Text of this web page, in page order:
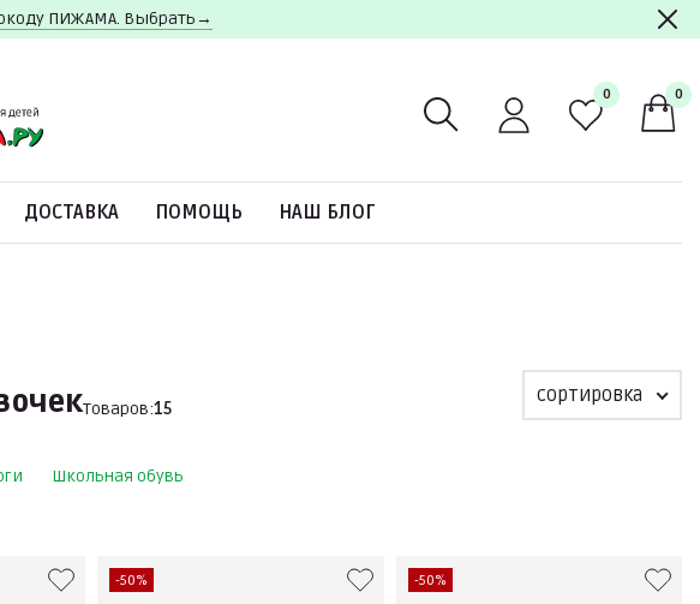
ПИЖАМА. Выбрать→
0 0
ДОСТАВКА ПОМОЩЬ НАШ БЛОГ
Товаров:15
сортировка
Школьная обувь
-50% -50%